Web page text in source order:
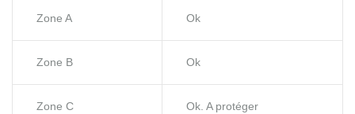
Zone A Ok
Zone B Ok
Zone C Ok. A protéger